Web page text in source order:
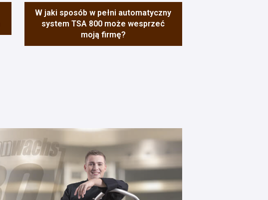
W jaki sposób w pełni automatyczny
system TSA 800 może wesprzeć
moją firmę?